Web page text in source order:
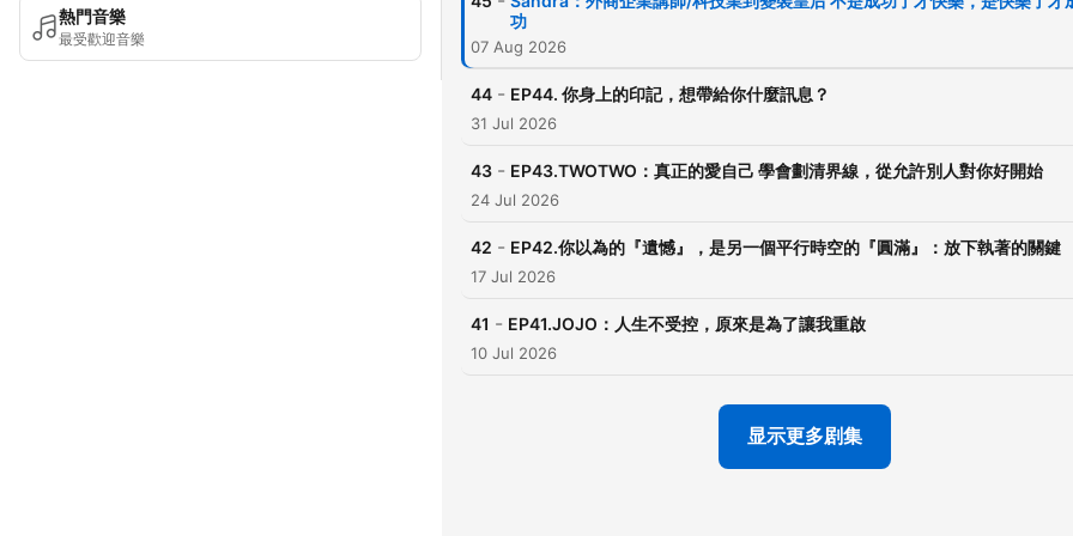
熱門音樂
最受歡迎音樂
功
07 Aug 2026
44 - EP44. 你身上的印記，想帶給你什麼訊息？
31 Jul 2026
43 - EP43.TWOTWO：真正的愛自己 學會劃清界線，從允許別人對你好開始
24 Jul 2026
42 - EP42.你以為的『遺憾』，是另一個平行時空的『圓滿』：放下執著的關鍵
17 Jul 2026
41 - EP41.JOJO：人生不受控，原來是為了讓我重啟
10 Jul 2026
显示更多剧集